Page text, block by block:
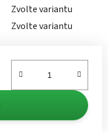
Zvolte variantu
Zvolte variantu